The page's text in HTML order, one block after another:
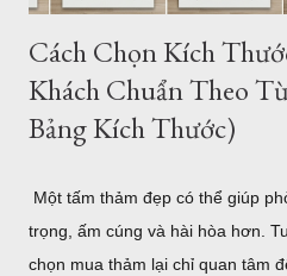
Cách Chọn Kích
Khách Chuẩn Theo
Bảng Kích Thước)
Một tấm thảm đẹp có thể giúp
trọng, ấm cúng và hài hòa hơn.
chọn mua thảm lại chỉ quan tâm